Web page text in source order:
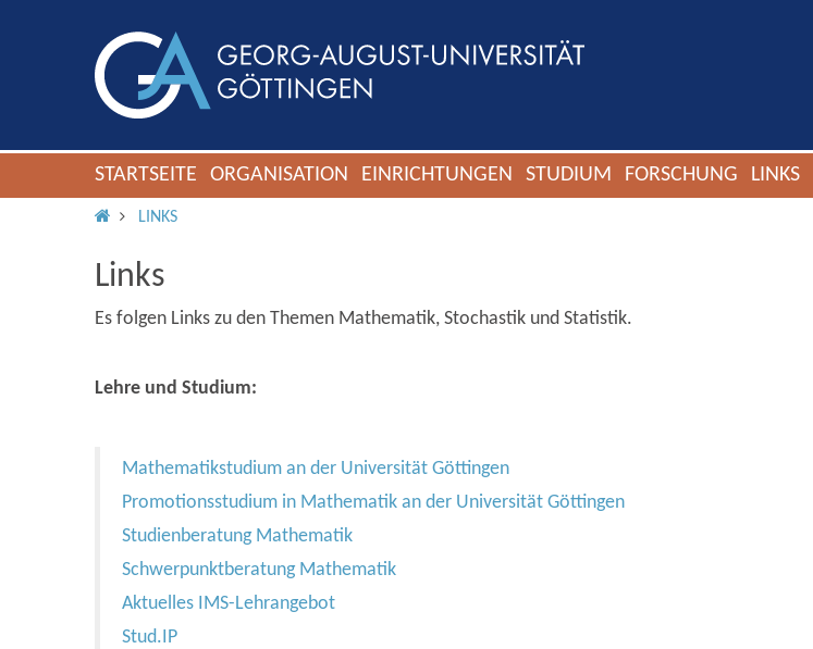
STARTSEITE ORGANISATION EINRICHTUNGEN STUDIUM FORSCHUNG LINKS
IMS ROOT
LINKS
Links
Es folgen Links zu den Themen Mathematik, Stochastik und Statistik.
Lehre und Studium:
Mathematikstudium an der Universität Göttingen
Promotionsstudium in Mathematik an der Universität Göttingen
Studienberatung Mathematik
Schwerpunktberatung Mathematik
Aktuelles IMS-Lehrangebot
Stud.IP